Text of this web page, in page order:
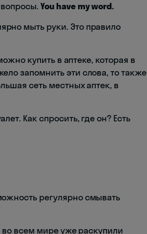
вопросы.You have my word.
мыть руки. Это правило
купить в аптеке, которая в
запомнить эти слова, то также
сеть местных аптек, в
Как спросить, где он? Есть
регулярно смывать
во всем мире уже раскупили